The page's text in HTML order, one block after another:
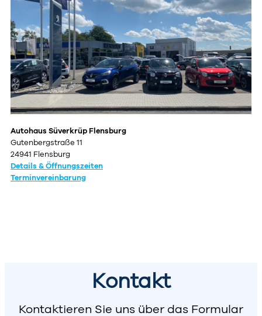
Autohaus Süverkrüp Flensburg
Gutenbergstraße 11
24941 Flensburg
Details & Öffnungszeiten
Terminvereinbarung
Kontakt
Kontaktieren Sie uns über das Formular